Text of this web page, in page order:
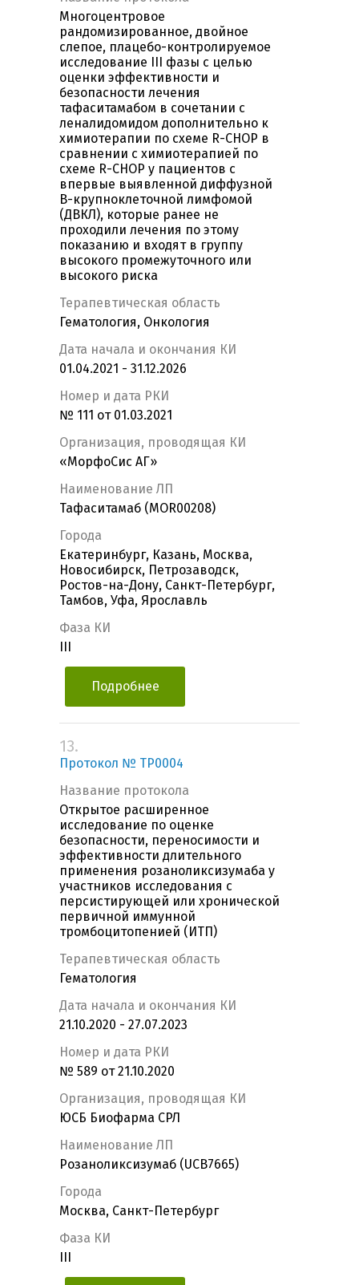
Многоцентровое
рандомизированное, двойное
слепое, плацебо-контролируемое
исследование III фазы с целью
оценки эффективности и
безопасности лечения
тафаситамабом в сочетании с
леналидомидом дополнительно к
химиотерапии по схеме R-CHOP в
сравнении с химиотерапией по
схеме R-CHOP у пациентов с
впервые выявленной диффузной
В-крупноклеточной лимфомой
(ДВКЛ), которые ранее не
проходили лечения по этому
показанию и входят в группу
высокого промежуточного или
высокого риска
Терапевтическая область
Гематология, Онкология
Дата начала и окончания КИ
01.04.2021 - 31.12.2026
Номер и дата РКИ
№ 111 от 01.03.2021
Организация, проводящая КИ
«МорфоСис АГ»
Наименование ЛП
Тафаситамаб (MOR00208)
Города
Екатеринбург, Казань, Москва,
Новосибирск, Петрозаводск,
Ростов-на-Дону, Санкт-Петербург,
Тамбов, Уфа, Ярославль
Фаза КИ
Подробнее
13.
Протокол № TP0004
Название протокола
Открытое расширенное
исследование по оценке
безопасности, переносимости и
эффективности длительного
применения розаноликсизумаба у
участников исследования с
персистирующей или хронической
первичной иммунной
тромбоцитопенией (ИТП)
Терапевтическая область
Гематология
Дата начала и окончания КИ
21.10.2020 - 27.07.2023
Номер и дата РКИ
№ 589 от 21.10.2020
Организация, проводящая КИ
ЮСБ Биофарма СРЛ
Наименование ЛП
Розаноликсизумаб (UCB7665)
Города
Москва, Санкт-Петербург
Фаза КИ